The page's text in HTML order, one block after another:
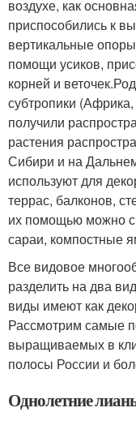
воздухе, как
приспособились к
вертикальные
помощи усиков,
корней и
субтропики
получили
растения
Сибири и на
используют для
террас, балконов,
их помощью можно
сараи, компостные
Все видовое
разделить на два
виды имеют как
Рассмотрим самые
выращиваемых в
полосы России и
Однолетние